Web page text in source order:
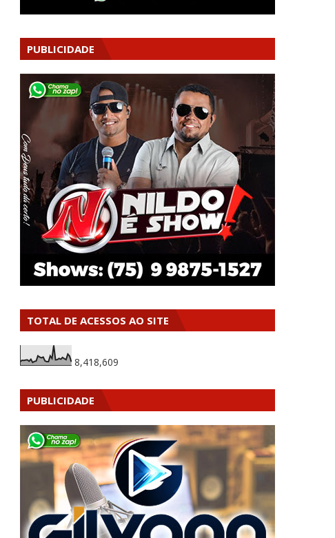
PUBLICIDADE
TOTAL DE ACESSOS AO SITE
8,418,609
PUBLICIDADE